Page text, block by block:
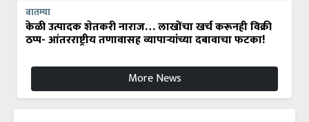
बातम्या
केळी उत्पादक शेतकरी नाराज… लाखोंचा खर्च करूनही विक्री
ठप्प- आंतरराष्ट्रीय तणावासह व्यापाऱ्यांच्या दबावाचा फटका!
More News